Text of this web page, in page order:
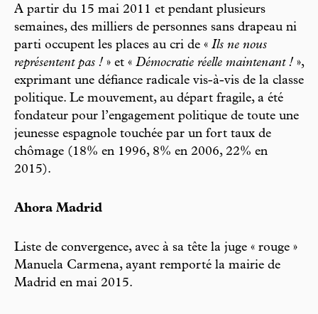
A partir du 15 mai 2011 et pendant plusieurs
semaines, des milliers de personnes sans drapeau ni
parti occupent les places au cri de « Ils ne nous
représentent pas ! » et « Démocratie réelle maintenant ! »,
exprimant une défiance radicale vis-à-vis de la classe
politique. Le mouvement, au départ fragile, a été
fondateur pour l’engagement politique de toute une
jeunesse espagnole touchée par un fort taux de
chômage (18% en 1996, 8% en 2006, 22% en
2015).
Ahora Madrid
Liste de convergence, avec à sa tête la juge « rouge »
Manuela Carmena, ayant remporté la mairie de
Madrid en mai 2015.